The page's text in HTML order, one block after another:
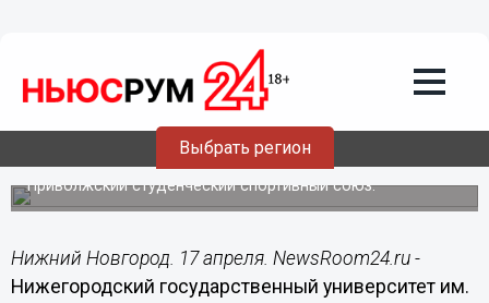
Выбрать регион
Международная конференция по
вопросам развития деятельности в
сфере адаптивной физкультуры
пройдет 23 апреля в ННГУ
Мероприятие проедет ННГУ им. Н.И. Лобачевского и
Приволжский студенческий спортивный союз.
Нижний Новгород. 17 апреля. NewsRoom24.ru -
Нижегородский государственный университет им.